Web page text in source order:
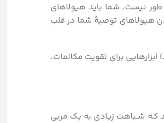
طور نیست. شما باید هیولاهای
هیولاهای توصیۀ شما در قلب
برای تقویت مکالمات،
کـه شـباهت زیادی به یک مربی